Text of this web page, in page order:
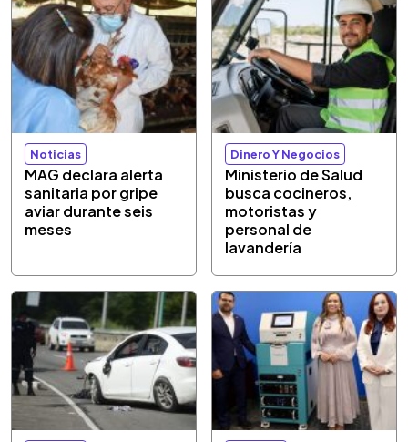
Noticias
MAG declara alerta
sanitaria por gripe
aviar durante seis
meses
Dinero Y Negocios
Ministerio de Salud
busca cocineros,
motoristas y
personal de
lavandería